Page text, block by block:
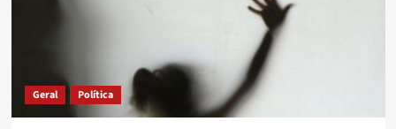
de
Polícia
Geral Política